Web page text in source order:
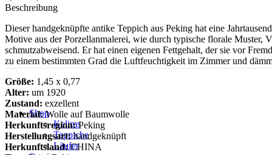
Shop
Kelims
Teppiche
Läufer
Beschreibung
Dieser handgeknüpfte antike Teppich aus Peking hat eine
Motive aus der Porzellanmalerei, wie durch typische florale Muster,
schmutzabweisend. Er hat einen eigenen Fettgehalt, der sie vor
zu einem bestimmten Grad die Luftfeuchtigkeit im Zimmer und
Größe: 1,45 x 0,77
Alter: um 1920
Zustand: exzellent
Material:Wolle auf Baumwolle
Herkunftsregion:Peking
Herstellungsart:handgeknüpft
Herkunftsland:CHINA